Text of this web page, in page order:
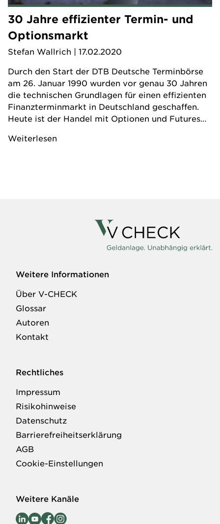
30 Jahre effizienter Termin- und
Optionsmarkt
Stefan Wallrich | 17.02.2020
Durch den Start der DTB Deutsche Terminbörse
am 26. Januar 1990 wurden vor genau 30 Jahren
die technischen Grundlagen für einen effizienten
Finanzterminmarkt in Deutschland geschaffen.
Heute ist der Handel mit Optionen und Futures
nicht mehr wegzudenken. Begleiten Sie uns auf
Weiterlesen
Weitere Informationen
Über V-CHECK
Glossar
Autoren
Kontakt
Rechtliches
Impressum
Risikohinweise
Datenschutz
Barrierefreiheitserklärung
AGB
Cookie-Einstellungen
Weitere Kanäle